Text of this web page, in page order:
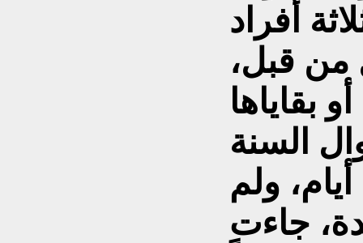
أفراد
من قبل،
بقاياها
السنة
ولم
جاءت